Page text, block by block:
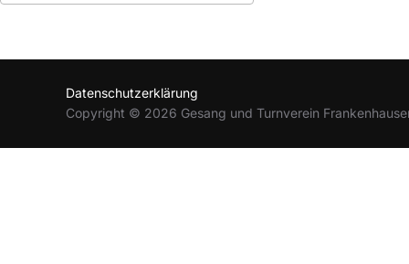
Datenschutzerklärung
Copyright © 2026 Gesang und Turnverein